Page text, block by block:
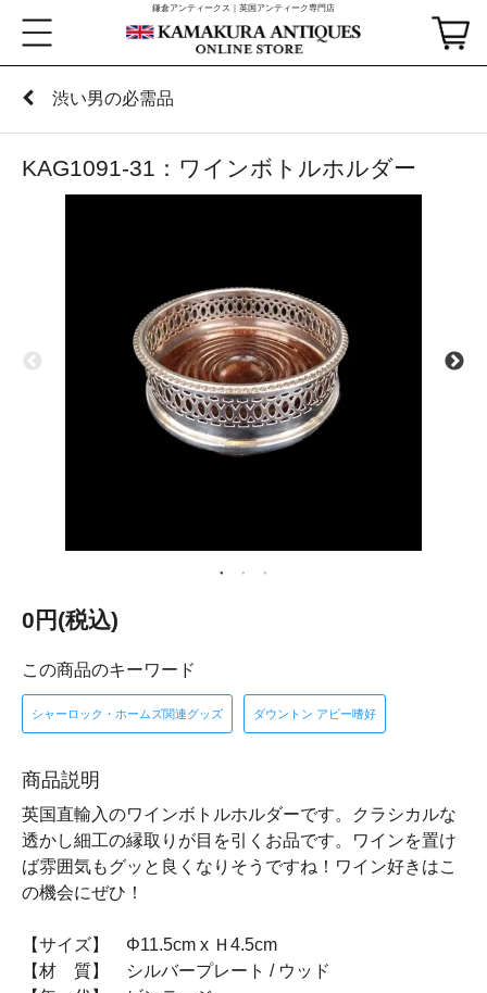
鎌倉アンティークス｜英国アンティーク専門店
渋い男の必需品
KAG1091-31：ワインボトルホルダー
0円(税込)
この商品のキーワード
シャーロック・ホームズ関連グッズ ダウントン アビー嗜好
商品説明
英国直輸入のワインボトルホルダーです。クラシカルな
透かし細工の縁取りが目を引くお品です。ワインを置け
ば雰囲気もグッと良くなりそうですね！ワイン好きはこ
の機会にぜひ！
【サイズ】 Φ11.5cm x Ｈ4.5cm
【材 質】 シルバープレート / ウッド